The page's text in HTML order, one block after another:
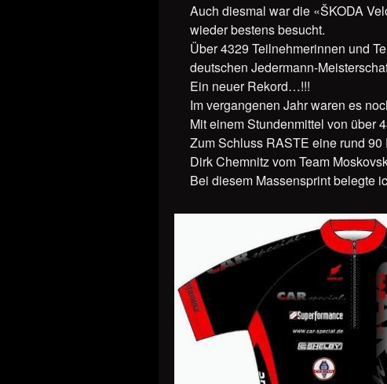
Auch diesmal war die «ŠKODA
wieder bestens besucht.
Über 4329 Teilnehmerinnen und
deutschen Jedermann-
Ein neuer Rekord…!!!
Im vergangenen Jahr waren es
Mit einem Stundenmittel von über
Zum Schluss RASTE eine rund
Dirk Chemnitz vom Team
Bei diesem Massensprint belegte